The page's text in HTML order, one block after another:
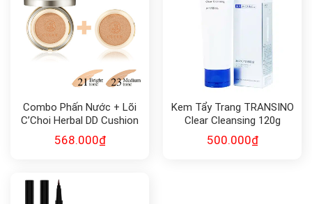
Combo Phấn Nước + Lõi
C’Choi Herbal DD Cushion
568.000₫
Kem Tẩy Trang TRANSINO
Clear Cleansing 120g
500.000₫